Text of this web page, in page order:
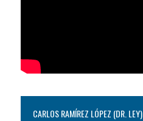
CARLOS RAMÍREZ LÓPEZ (DR. LEY)